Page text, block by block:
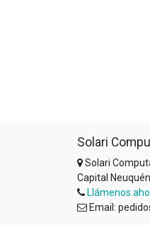
Solari
Solari
Capital Neuquén
Llámenos
Email: